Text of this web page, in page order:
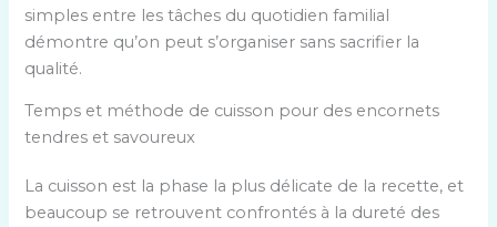
simples entre les tâches du quotidien familial
démontre qu’on peut s’organiser sans sacrifier la
qualité.
Temps et méthode de cuisson pour des encornets
tendres et savoureux
La cuisson est la phase la plus délicate de la recette, et
beaucoup se retrouvent confrontés à la dureté des